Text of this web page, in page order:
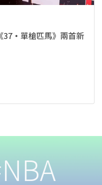
37·單槍匹馬》兩首新